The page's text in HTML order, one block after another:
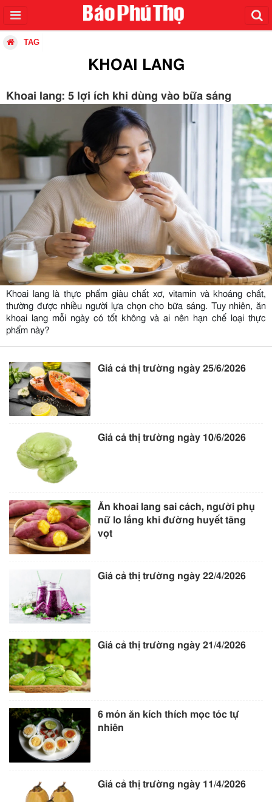
TAG
KHOAI LANG
Khoai lang: 5 lợi ích khi dùng vào bữa sáng
Khoai lang là thực phẩm giàu chất xơ, vitamin và khoáng chất,
thường được nhiều người lựa chọn cho bữa sáng. Tuy nhiên, ăn
khoai lang mỗi ngày có tốt không và ai nên hạn chế loại thực
phẩm này?
Giá cả thị trường ngày 25/6/2026
Giá cả thị trường ngày 10/6/2026
Ăn khoai lang sai cách, người phụ
nữ lo lắng khi đường huyết tăng
vọt
Giá cả thị trường ngày 22/4/2026
Giá cả thị trường ngày 21/4/2026
6 món ăn kích thích mọc tóc tự
nhiên
Giá cả thị trường ngày 11/4/2026